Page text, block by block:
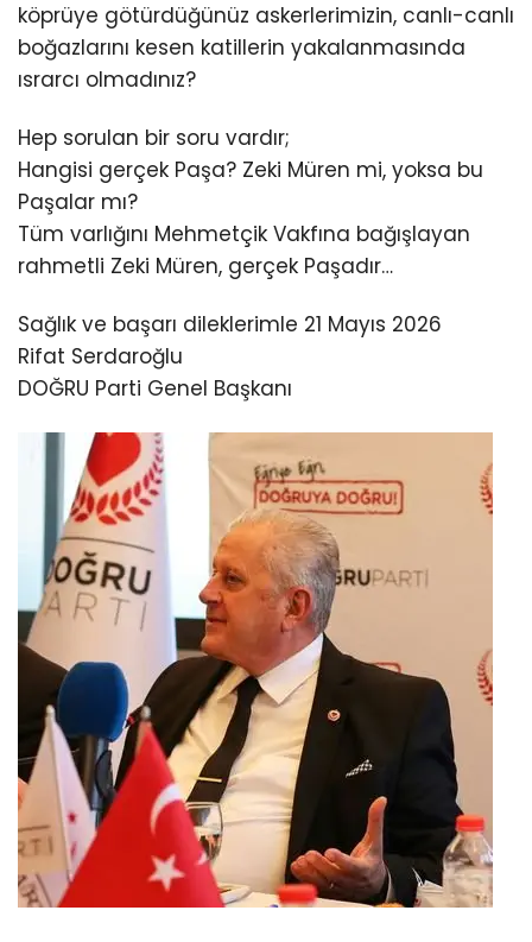
köprüye götürdüğünüz askerlerimizin, canlı-canlı
boğazlarını kesen katillerin yakalanmasında
ısrarcı olmadınız?
Hep sorulan bir soru vardır;
Hangisi gerçek Paşa? Zeki Müren mi, yoksa bu
Paşalar mı?
Tüm varlığını Mehmetçik Vakfına bağışlayan
rahmetli Zeki Müren, gerçek Paşadır…
Sağlık ve başarı dileklerimle 21 Mayıs 2026
Rifat Serdaroğlu
DOĞRU Parti Genel Başkanı